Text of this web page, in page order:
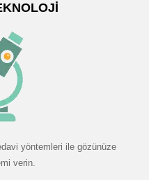
yöntemleri ile gözünüze
verin.